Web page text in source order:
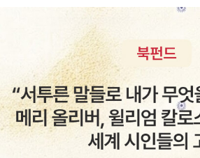
현에 서툰 남성들에게 우정을 유지하는
다가오는 것이 일반적이다. 그러다 보니
정의 ‘유지 보수’를 어려워하며 친구 관계
만 기존의 방식대로 개개인의 남성성을
정을 갈고 닦는 것이 아니라, “남자들의
을 다시 만들어보는 데 초점을 맞춰야 한
요한 것은 남성성이 아닌 다양성이라고
얼개가 아닌, “아이를 낳아 돌보는 집”에
얼개입니다. 이렇게 두 어버이가 아이를
꾸어야, 젊은 순이돌이 모두 어깨동무를
로 알아보고 익힐 테지요.ㅍㄹㄴ※ 글쓴이
: 우리말꽃(국어사전)을 씁니다. “말꽃
이름으로 시골인 전남 고흥에서 서재도
다. ‘보리 국어사전’ 편집장을 맡았고, ‘이
리했습니다. 《새로 쓰는 말밑 꾸러미 사전